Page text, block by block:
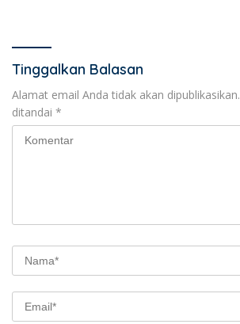
Tinggalkan Balasan
Alamat email Anda tidak akan dipublikasikan.
ditandai *